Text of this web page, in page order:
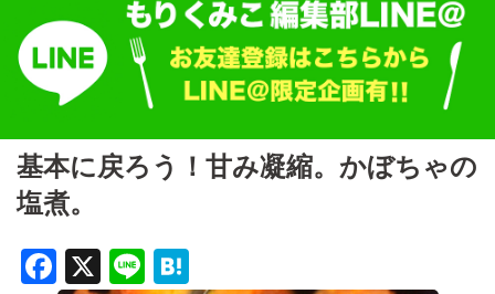
基本に戻ろう！甘み凝縮。かぼちゃの
塩煮。
F
X
Li